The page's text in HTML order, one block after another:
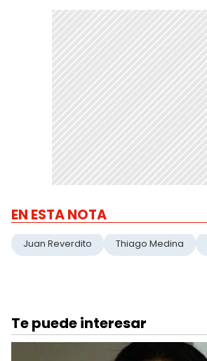
EN ESTA NOTA
Juan Reverdito Thiago Medina